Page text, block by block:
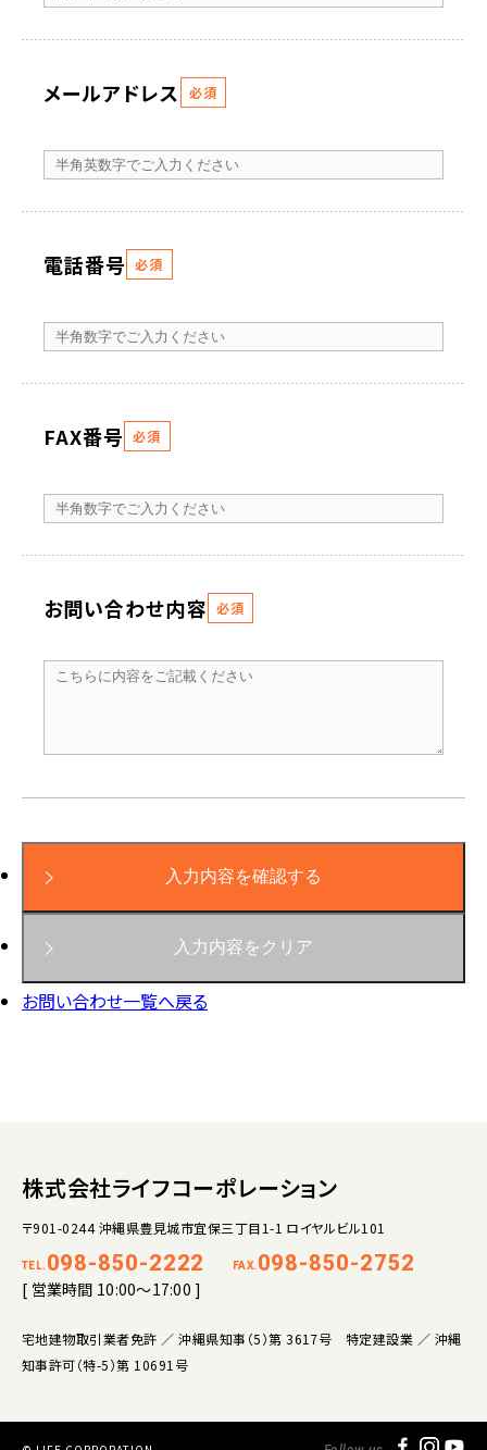
メールアドレス 必須
電話番号 必須
FAX番号 必須
お問い合わせ内容 必須
お問い合わせ一覧へ戻る
株式会社ライフコーポレーション
〒901-0244 沖縄県豊見城市宜保三丁目1-1 ロイヤルビル101
TEL. 098-850-2222 FAX. 098-850-2752
[ 営業時間 10:00～17:00 ]
宅地建物取引業者免許 ／ 沖縄県知事（5）第 3617号 特定建設業 ／ 沖縄
知事許可（特-5）第 10691号